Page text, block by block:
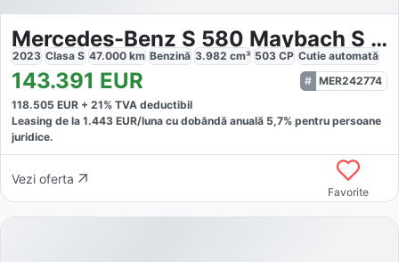
Mercedes-Benz S 580 Maybach S 580 4M
2023 Clasa S 47.000 km Benzină 3.982 cm³ 503 CP Cutie automată
143.391 EUR
MER242774
118.505 EUR + 21% TVA deductibil
Leasing de la 1.443 EUR/luna cu dobăndă anuală 5,7% pentru persoane
juridice.
Vezi oferta
Favorite